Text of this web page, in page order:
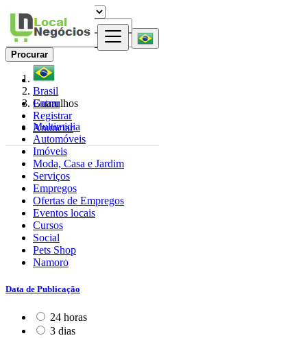
Entrar
Registrar
Anunciar
Procurar
Brasil
Guarulhos
Multimidia
Automóveis
Imóveis
Moda, Casa e Jardim
Serviços
Empregos
Ofertas de Empregos
Eventos locais
Cursos
Social
Pets Shop
Namoro
Data de Publicação
24 horas
3 dias